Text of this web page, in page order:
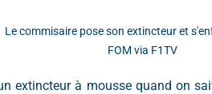
Le commisaire pose son extincteur et
FOM via F1TV
extincteur à mousse quand on